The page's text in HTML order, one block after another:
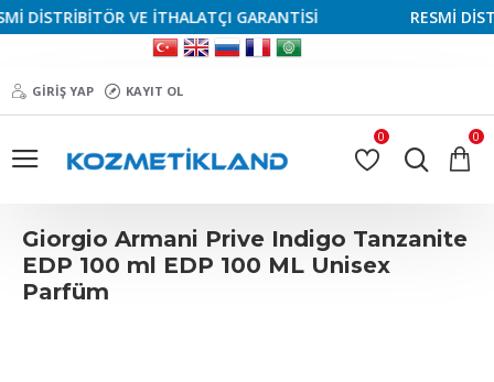
VE İTHALATÇI GARANTİSİ RESMİ
GIRIŞ YAP KAYIT OL
0 0
Giorgio Armani Prive Indigo Tanzanite
EDP 100 ml EDP 100 ML Unisex
Parfüm